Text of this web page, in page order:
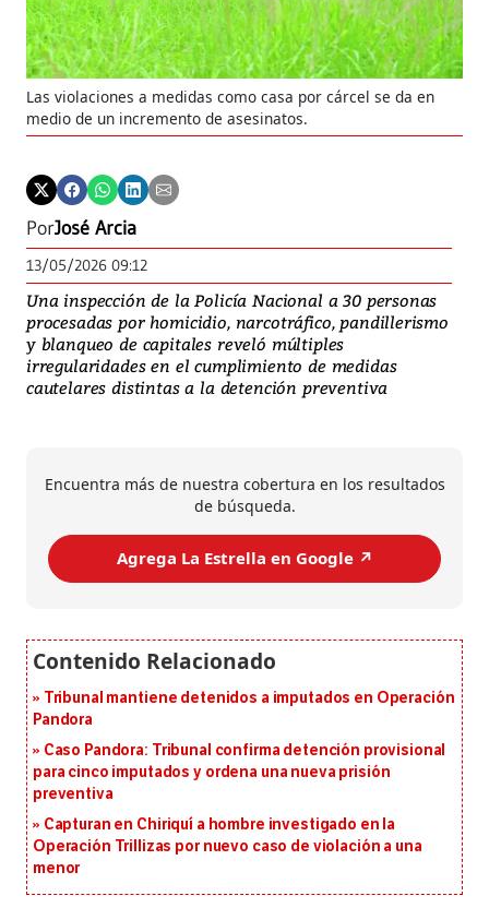
Las violaciones a medidas como casa por cárcel se da en
medio de un incremento de asesinatos.
PorJosé Arcia
13/05/2026 09:12
Una inspección de la Policía Nacional a 30 personas
procesadas por homicidio, narcotráfico, pandillerismo
y blanqueo de capitales reveló múltiples
irregularidades en el cumplimiento de medidas
cautelares distintas a la detención preventiva
Encuentra más de nuestra cobertura en los resultados
de búsqueda.
Agrega La Estrella en Google ↗️
Tribunal mantiene detenidos a imputados en Operación
Pandora
Caso Pandora: Tribunal confirma detención provisional
para cinco imputados y ordena una nueva prisión
preventiva
Capturan en Chiriquí a hombre investigado en la
Operación Trillizas por nuevo caso de violación a una
menor